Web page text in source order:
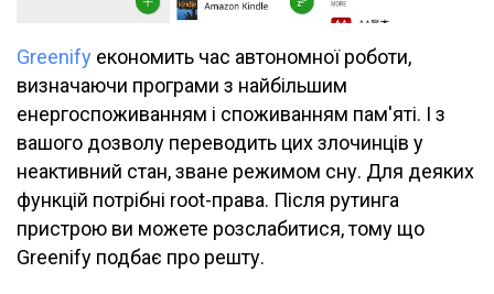
Greenify економить час автономної роботи,
визначаючи програми з найбільшим
енергоспоживанням і споживанням пам'яті. І з
вашого дозволу переводить цих злочинців у
неактивний стан, зване режимом сну. Для деяких
функцій потрібні root-права. Після рутинга
пристрою ви можете розслабитися, тому що
Greenify подбає про решту.